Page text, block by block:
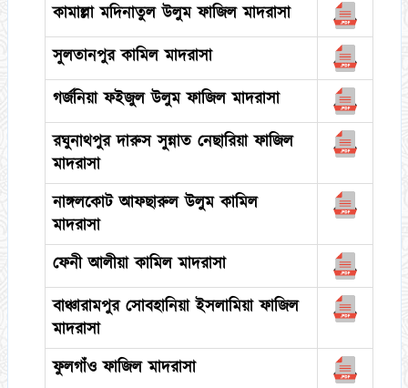
কামাল্লা মদিনাতুল উলুম ফাজিল মাদরাসা
সুলতানপুর কামিল মাদরাসা
গর্জনিয়া ফইজুল উলুম ফাজিল মাদরাসা
রঘুনাথপুর দারুস সুন্নাত নেছারিয়া ফাজিল
মাদরাসা
নাঙ্গলকোট আফছারুল উলুম কামিল
মাদরাসা
ফেনী আলীয়া কামিল মাদরাসা
বাঞ্চারামপুর সোবহানিয়া ইসলামিয়া ফাজিল
মাদরাসা
ফুলগাঁও ফাজিল মাদরাসা